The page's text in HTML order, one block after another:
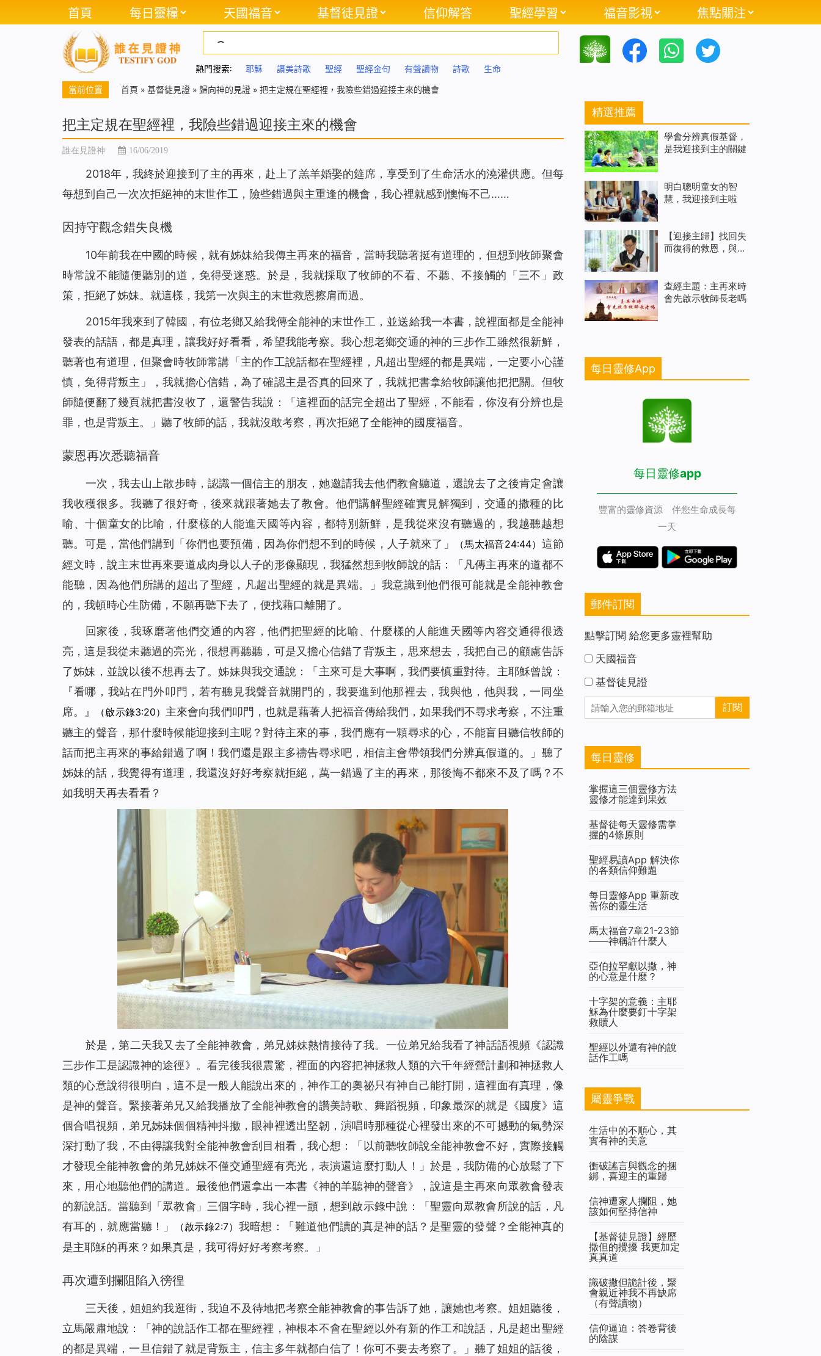
首頁 每日靈糧 天國福音 基督徒見證 信仰解答 聖經學習 福音影視 焦點關注
熱門搜索: 耶穌 讚美詩歌 聖經 聖經金句 有聲讀物 詩歌 生命
當前位置 首頁 » 基督徒見證 » 歸向神的見證 » 把主定規在聖經裡，我險些錯過迎接主來的機會
把主定規在聖經裡，我險些錯過迎接主來的機會
誰在見證神 16/06/2019
2018年，我終於迎接到了主的再來，赴上了羔羊婚娶的筵席，享受到了生命活水的澆灌供應。但每
每想到自己一次次拒絕神的末世作工，險些錯過與主重逢的機會，我心裡就感到懊悔不己……
因持守觀念錯失良機
10年前我在中國的時候，就有姊妹給我傳主再來的福音，當時我聽著挺有道理的，但想到牧師聚會
時常說不能隨便聽別的道，免得受迷惑。於是，我就採取了牧師的不看、不聽、不接觸的「三不」政
策，拒絕了姊妹。就這樣，我第一次與主的末世救恩擦肩而過。
2015年我來到了韓國，有位老鄉又給我傳全能神的末世作工，並送給我一本書，說裡面都是全能神
發表的話語，都是真理，讓我好好看看，希望我能考察。我心想老鄉交通的神的三步作工雖然很新鮮，
聽著也有道理，但聚會時牧師常講「主的作工說話都在聖經裡，凡超出聖經的都是異端，一定要小心謹
慎，免得背叛主」，我就擔心信錯，為了確認主是否真的回來了，我就把書拿給牧師讓他把把關。但牧
師隨便翻了幾頁就把書沒收了，還警告我說：「這裡面的話完全超出了聖經，不能看，你沒有分辨也是
罪，也是背叛主。」聽了牧師的話，我就沒敢考察，再次拒絕了全能神的國度福音。
蒙恩再次悉聽福音
一次，我去山上散步時，認識一個信主的朋友，她邀請我去他們教會聽道，還說去了之後肯定會讓
我收穫很多。我聽了很好奇，後來就跟著她去了教會。他們講解聖經確實見解獨到，交通的撒種的比
喻、十個童女的比喻，什麼樣的人能進天國等內容，都特別新鮮，是我從來沒有聽過的，我越聽越想
聽。可是，當他們講到「 你們也要預備，因為你們想不到的時候，人子就來了 」 （馬太福音24:44） 這節
經文時，說主末世再來要道成肉身以人子的形像顯現，我猛然想到牧師說的話：「凡傳主再來的道都不
能聽，因為他們所講的超出了聖經，凡超出聖經的就是異端。」我意識到他們很可能就是全能神教會
的，我頓時心生防備，不願再聽下去了，便找藉口離開了。
回家後，我琢磨著他們交通的內容，他們把聖經的比喻、什麼樣的人能進天國等內容交通得很透
亮，這是我從未聽過的亮光，很想再聽聽，可是又擔心信錯了背叛主，思來想去，我把自己的顧慮告訴
了姊妹，並說以後不想再去了。姊妹與我交通說：「主來可是大事啊，我們要慎重對待。主耶穌曾說：
『看哪，我站在門外叩門，若有聽見我聲音就開門的，我要進到他那裡去，我與他，他與我，一同坐
席。
』 （啟示錄3:20） 主來會向我們叩門，也就是藉著人把福音傳給我們，如果我們不尋求考察，不注重
聽主的聲音，那什麼時候能迎接到主呢？對待主來的事，我們應有一顆尋求的心，不能盲目聽信牧師的
話而把主再來的事給錯過了啊！我們還是跟主多禱告尋求吧，相信主會帶領我們分辨真假道的。」聽了
姊妹的話，我覺得有道理，我還沒好好考察就拒絕，萬一錯過了主的再來，那後悔不都來不及了嗎？不
如我明天再去看看？
於是，第二天我又去了全能神教會，弟兄姊妹熱情接待了我。一位弟兄給我看了神話語視頻《認識
三步作工是認識神的途徑》。看完後我很震驚，裡面的內容把神拯救人類的六千年經營計劃和神拯救人
類的心意說得很明白，這不是一般人能說出來的，神作工的奧祕只有神自己能打開，這裡面有真理，像
是神的聲音。緊接著弟兄又給我播放了全能神教會的讚美詩歌、舞蹈視頻，印象最深的就是《國度》這
個合唱視頻，弟兄姊妹個個精神抖擻，眼神裡透出堅韌，演唱時那種從心裡發出來的不可撼動的氣勢深
深打動了我，不由得讓我對全能神教會刮目相看，我心想：「以前聽牧師說全能神教會不好，實際接觸
才發現全能神教會的弟兄姊妹不僅交通聖經有亮光，表演還這麼打動人！」於是，我防備的心放鬆了下
來，用心地聽他們的講道。最後他們還拿出一本書《神的羊聽神的聲音》，說這是主再來向眾教會發表
的新說話。當聽到「眾教會」三個字時，我心裡一顫，想到啟示錄中說：「聖靈向眾教會所說的話，凡
有耳的，就應當聽！
」 （啟示錄2:7） 我暗想：「難道他們讀的真是神的話？是聖靈的發聲？全能神真的
是主耶穌的再來？如果真是，我可得好好考察考察。」
再次遭到攔阻陷入徬徨
三天後，姐姐約我逛街，我迫不及待地把考察全能神教會的事告訴了她，讓她也考察。姐姐聽後，
立馬嚴肅地說：「神的說話作工都在聖經裡，神根本不會在聖經以外有新的作工和說話，凡是超出聖經
的都是異端，一旦信錯了就是背叛主，信主多年就都白信了！你可不要去考察了。」聽了姐姐的話後，
精選推薦
學會分辨真假基督，
是我迎接到主的關鍵
明白聰明童女的智
慧，我迎接到主啦
【迎接主歸】找回失
而復得的救恩，與主
查經主題：主再來時
會先啟示牧師長老嗎
每日靈修App
每日靈修app
豐富的靈修資源 伴您生命成長每
一天
郵件訂閱
點擊訂閱 給您更多靈裡幫助
天國福音
基督徒見證
每日靈修
掌握這三個靈修方法
靈修才能達到果效
基督徒每天靈修需掌
握的4條原則
聖經易讀App 解決你
的各類信仰難題
每日靈修App 重新改
善你的靈生活
馬太福音7章21-23節
——神稱許什麼人
亞伯拉罕獻以撒，神
的心意是什麼？
十字架的意義：主耶
穌為什麼要釘十字架
救贖人
聖經以外還有神的說
話作工嗎
屬靈爭戰
生活中的不順心，其
實有神的美意
衝破謠言與觀念的捆
綁，喜迎主的重歸
信神遭家人攔阻，她
該如何堅持信神
【基督徒見證】經歷
撒但的攪擾 我更加定
真真道
識破撒但詭計後，聚
會親近神我不再缺席
（有聲讀物）
信仰逼迫：答卷背後
的陰謀